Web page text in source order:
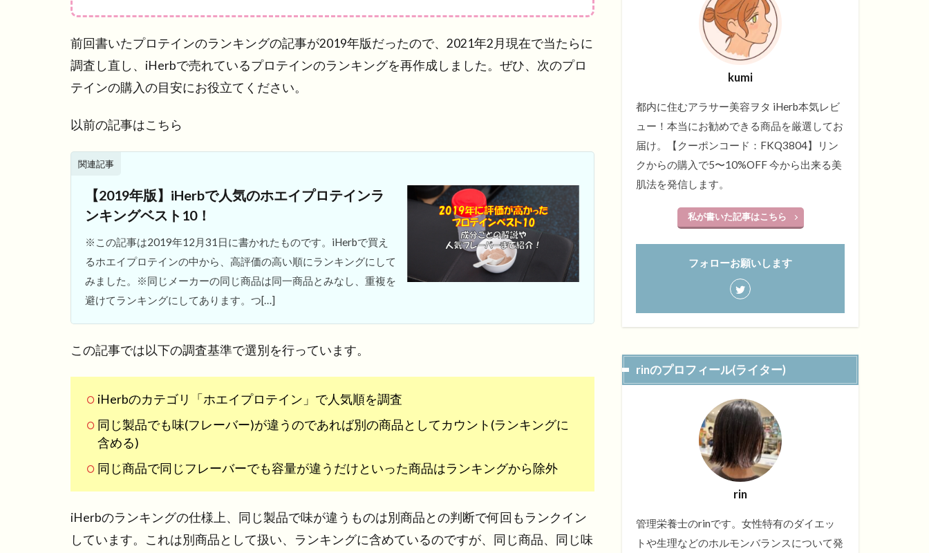
前回書いたプロテインのランキングの記事が2019年版だったので、2021年2月現在で当たらに
調査し直し、iHerbで売れているプロテインのランキングを再作成しました。ぜひ、次のプロ
テインの購入の目安にお役立てください。
以前の記事はこちら
関連記事
【2019年版】iHerbで人気のホエイプロテインラ
ンキングベスト10！
※この記事は2019年12月31日に書かれたものです。iHerbで買え
るホエイプロテインの中から、高評価の高い順にランキングにして
みました。※同じメーカーの同じ商品は同一商品とみなし、重複を
避けてランキングにしてあります。つ[…]
この記事では以下の調査基準で選別を行っています。
iHerbのカテゴリ「ホエイプロテイン」で人気順を調査
同じ製品でも味(フレーバー)が違うのであれば別の商品としてカウント(ランキングに
含める)
同じ商品で同じフレーバーでも容量が違うだけといった商品はランキングから除外
iHerbのランキングの仕様上、同じ製品で味が違うものは別商品との判断で何回もランクイン
しています。これは別商品として扱い、ランキングに含めているのですが、同じ商品、同じ味
kumi
都内に住むアラサー美容ヲタ iHerb本気レビ
ュー！本当にお勧めできる商品を厳選してお
届け。【クーポンコード：FKQ3804】リン
クからの購入で5〜10%OFF 今から出来る美
肌法を発信します。
私が書いた記事はこちら
フォローお願いします
rinのプロフィール(ライター)
rin
管理栄養士のrinです。女性特有のダイエッ
トや生理などのホルモンバランスについて発